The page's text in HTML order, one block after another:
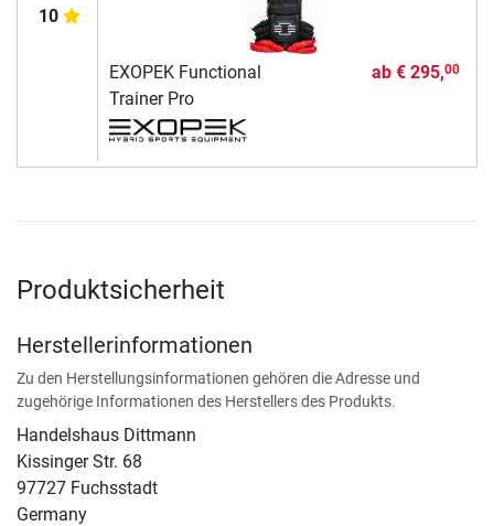
10
EXOPEK Functional
Trainer Pro
ab € 295,00
Produktsicherheit
Herstellerinformationen
Zu den Herstellungsinformationen gehören die Adresse und
zugehörige Informationen des Herstellers des Produkts.
Handelshaus Dittmann
Kissinger Str. 68
97727 Fuchsstadt
Germany